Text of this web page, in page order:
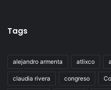
Tags
alejandro armenta atlixco
claudia rivera congreso